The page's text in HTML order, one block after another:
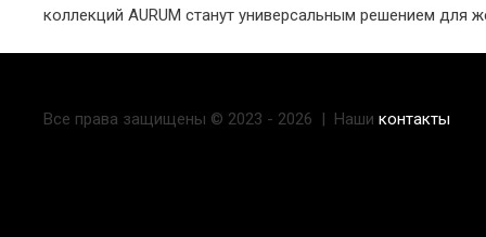
коллекций AURUM станут универсальным решением
Все права защищены © 2023 - 2026 | Наши контакты